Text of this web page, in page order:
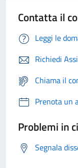
Contatta il
Leggi le
Richiedi
Chiama il
Prenota un
Problemi in
Segnala